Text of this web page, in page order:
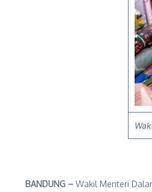
BANDUNG – Wakil Menteri